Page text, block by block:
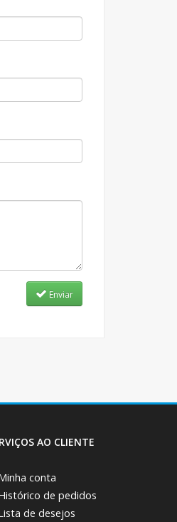
Enviar
AO CLIENTE
conta
de pedidos
de desejos